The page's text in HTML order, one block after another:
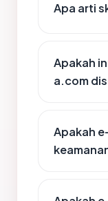
Apa arti
Apakah
a.com
Apakah